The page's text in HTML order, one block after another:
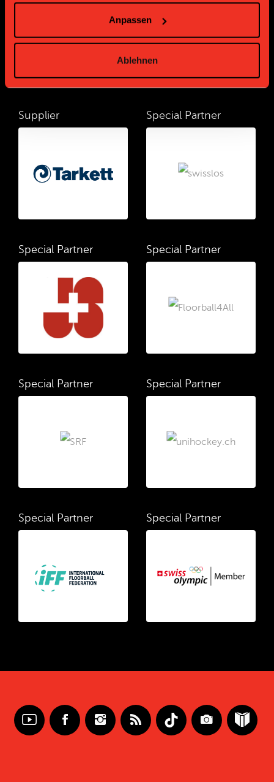
Anpassen
Ablehnen
Supplier Special Partner
Special Partner Special Partner
Special Partner Special Partner
Special Partner Special Partner